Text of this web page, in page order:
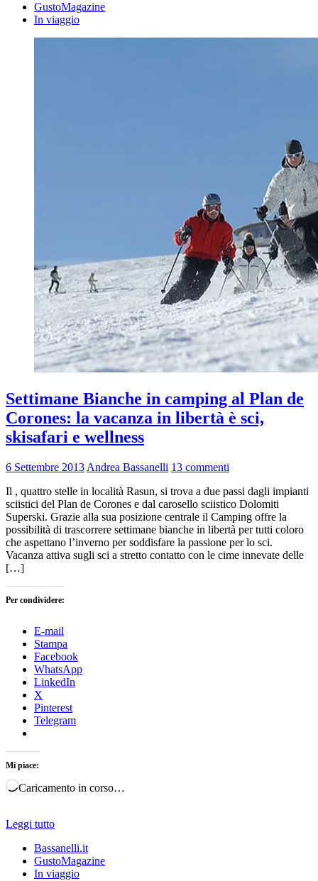
GustoMagazine
In viaggio
Settimane Bianche in camping al Plan de
Corones: la vacanza in libertà è sci,
skisafari e wellness
6 Settembre 2013 Andrea Bassanelli 13 commenti
Il , quattro stelle in località Rasun, si trova a due passi dagli impianti
sciistici del Plan de Corones e dal carosello sciistico Dolomiti
Superski. Grazie alla sua posizione centrale il Camping offre la
possibilità di trascorrere settimane bianche in libertà per tutti coloro
che aspettano l’inverno per soddisfare la passione per lo sci.
Vacanza attiva sugli sci a stretto contatto con le cime innevate delle
[…]
Per condividere:
E-mail
Stampa
Facebook
WhatsApp
LinkedIn
X
Pinterest
Telegram
Mi piace:
Caricamento in corso…
Leggi tutto
Bassanelli.it
GustoMagazine
In viaggio